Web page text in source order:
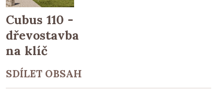
Cubus 110 -
dřevostavba
na klíč
SDÍLET OBSAH